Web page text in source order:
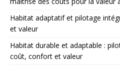
Habitat adaptatif et pilotage
et valeur
Habitat durable et adaptable :
coût, confort et valeur